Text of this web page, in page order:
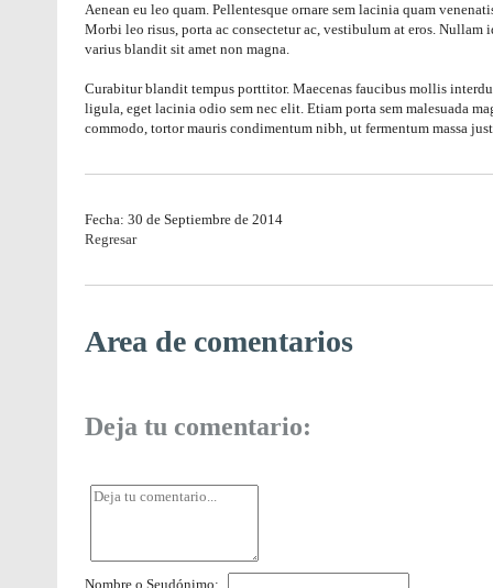
Aenean eu leo quam. Pellentesque ornare sem lacinia quam
Morbi leo risus, porta ac consectetur ac, vestibulum at eros.
varius blandit sit amet non magna.
Curabitur blandit tempus porttitor. Maecenas faucibus mollis
ligula, eget lacinia odio sem nec elit. Etiam porta sem malesuada
commodo, tortor mauris condimentum nibh, ut fermentum massa
Fecha: 30 de Septiembre de 2014
Regresar
Area de comentarios
Deja tu comentario:
Nombre o Seudónimo: